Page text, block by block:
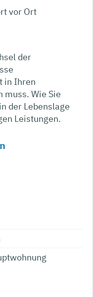
vor Ort
der
in Ihren
muss. Wie Sie
der Lebenslage
Leistungen.